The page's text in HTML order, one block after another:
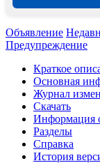
Объявление
Предупреждение
Краткое
Основная
Журнал
Скачать
Информация
Разделы
Справка
История